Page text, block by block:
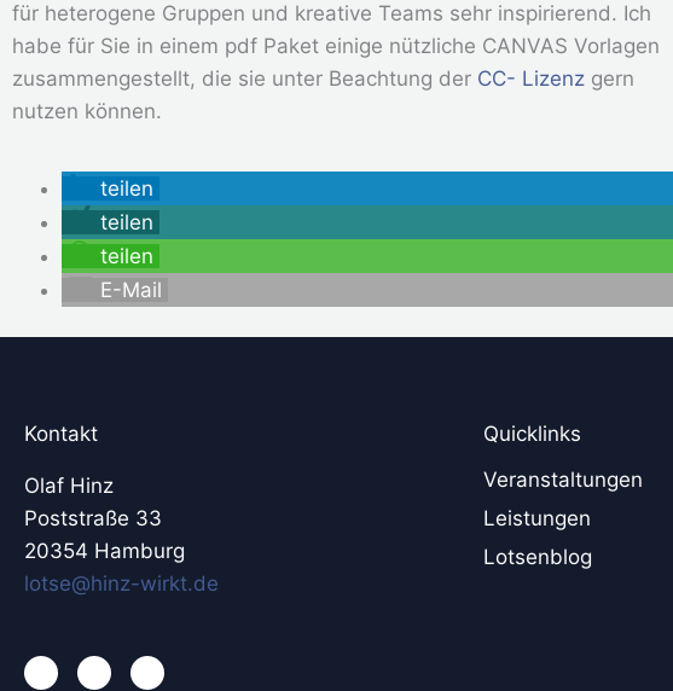
für heterogene Gruppen und kreative Teams sehr inspirierend. Ich
habe für Sie in einem pdf Paket einige nützliche CANVAS Vorlagen
zusammengestellt, die sie unter Beachtung der CC- Lizenz gern
nutzen können.
teilen
teilen
teilen
E-Mail
Kontakt
Olaf Hinz
Poststraße 33
20354 Hamburg
lotse@hinz-wirkt.de
L
X
Y
Quicklinks
Veranstaltungen
Leistungen
Lotsenblog